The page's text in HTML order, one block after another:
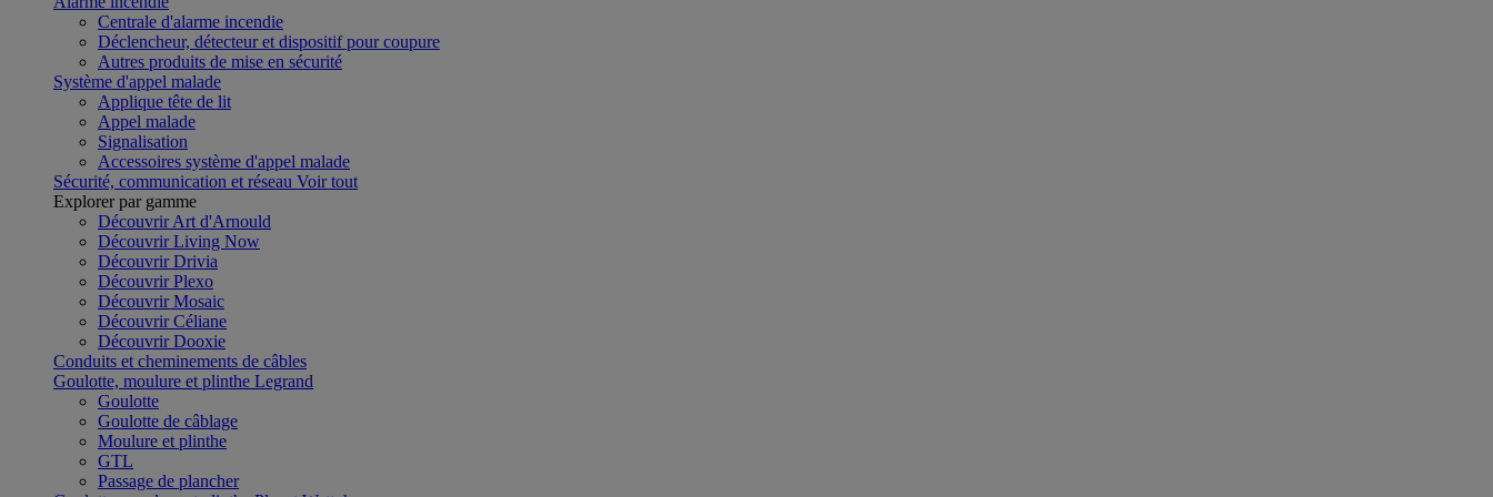
Centrale d'alarme incendie
Déclencheur, détecteur et dispositif pour coupure
Autres produits de mise en sécurité
Système d'appel malade
Applique tête de lit
Appel malade
Signalisation
Accessoires système d'appel malade
Sécurité, communication et réseau Voir tout
Explorer par gamme
Découvrir Art d'Arnould
Découvrir Living Now
Découvrir Drivia
Découvrir Plexo
Découvrir Mosaic
Découvrir Céliane
Découvrir Dooxie
Conduits et cheminements de câbles
Goulotte, moulure et plinthe Legrand
Goulotte
Goulotte de câblage
Moulure et plinthe
GTL
Passage de plancher